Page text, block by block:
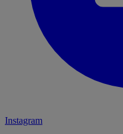
Instagram